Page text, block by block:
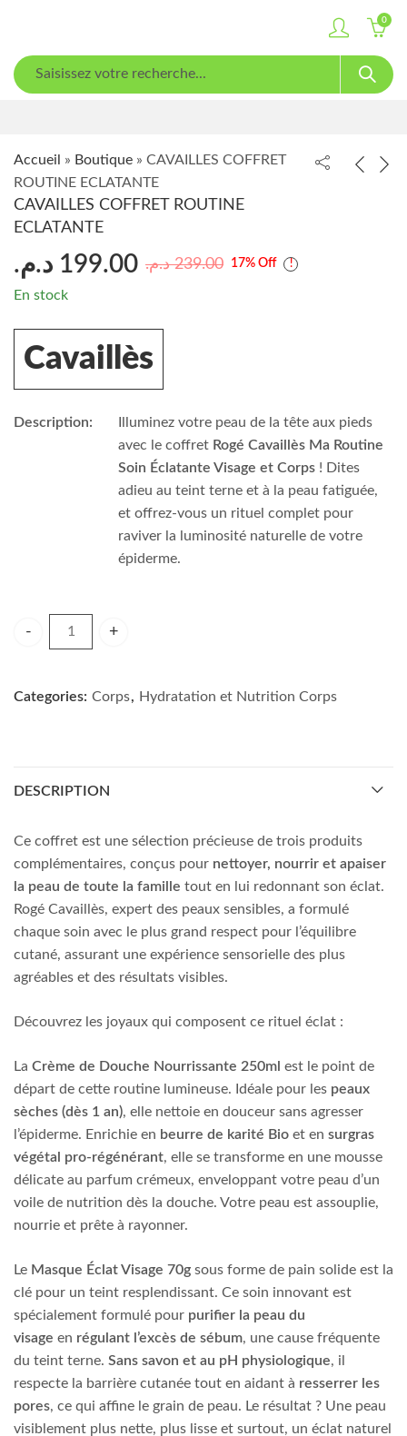
0
Accueil » Boutique » CAVAILLES COFFRET
ROUTINE ECLATANTE
CAVAILLES COFFRET ROUTINE
ECLATANTE
239.00 د.م. 199.00 د.م. 17% Off
En stock
Cavaillès
Description:
Illuminez votre peau de la tête aux pieds
avec le coffret Rogé Cavaillès Ma Routine
Soin Éclatante Visage et Corps ! Dites
adieu au teint terne et à la peau fatiguée,
et offrez-vous un rituel complet pour
raviver la luminosité naturelle de votre
épiderme.
Categories: Corps, Hydratation et Nutrition Corps
DESCRIPTION
Ce coffret est une sélection précieuse de trois produits
complémentaires, conçus pour nettoyer, nourrir et apaiser
la peau de toute la famille tout en lui redonnant son éclat.
Rogé Cavaillès, expert des peaux sensibles, a formulé
chaque soin avec le plus grand respect pour l’équilibre
cutané, assurant une expérience sensorielle des plus
agréables et des résultats visibles.
Découvrez les joyaux qui composent ce rituel éclat :
La Crème de Douche Nourrissante 250ml est le point de
départ de cette routine lumineuse. Idéale pour les peaux
sèches (dès 1 an), elle nettoie en douceur sans agresser
l’épiderme. Enrichie en beurre de karité Bio et en surgras
végétal pro-régénérant, elle se transforme en une mousse
délicate au parfum crémeux, enveloppant votre peau d’un
voile de nutrition dès la douche. Votre peau est assouplie,
nourrie et prête à rayonner.
Le Masque Éclat Visage 70g sous forme de pain solide est la
clé pour un teint resplendissant. Ce soin innovant est
spécialement formulé pour purifier la peau du
visage en régulant l’excès de sébum, une cause fréquente
du teint terne. Sans savon et au pH physiologique, il
respecte la barrière cutanée tout en aidant à resserrer les
pores, ce qui affine le grain de peau. Le résultat ? Une peau
visiblement plus nette, plus lisse et surtout, un éclat naturel